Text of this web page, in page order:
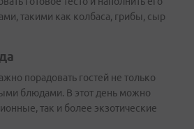
такими как колбаса, грибы, сыр
порадовать гостей не только
блюдами. В этот день можно
так и более экзотические